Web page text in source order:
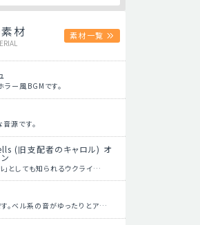
材 素材一覧
ラー風BGMです。
源です。
(旧支配者のキャロル) オ
」としても知られるウクライ…
。ベル系の音がゆったりとア…